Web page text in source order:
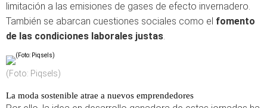
limitación a las emisiones de gases de efecto invernadero.
También se abarcan cuestiones sociales como el fomento
de las condiciones laborales justas.
(Foto: Piqsels)
La moda sostenible atrae a nuevos emprendedores